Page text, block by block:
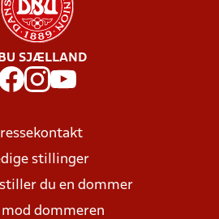
SJÆLLAND
stillinger
du en dommer
mod dommeren